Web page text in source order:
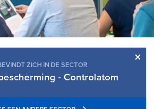
×
ZICH IN DE SECTOR
- Controlatom